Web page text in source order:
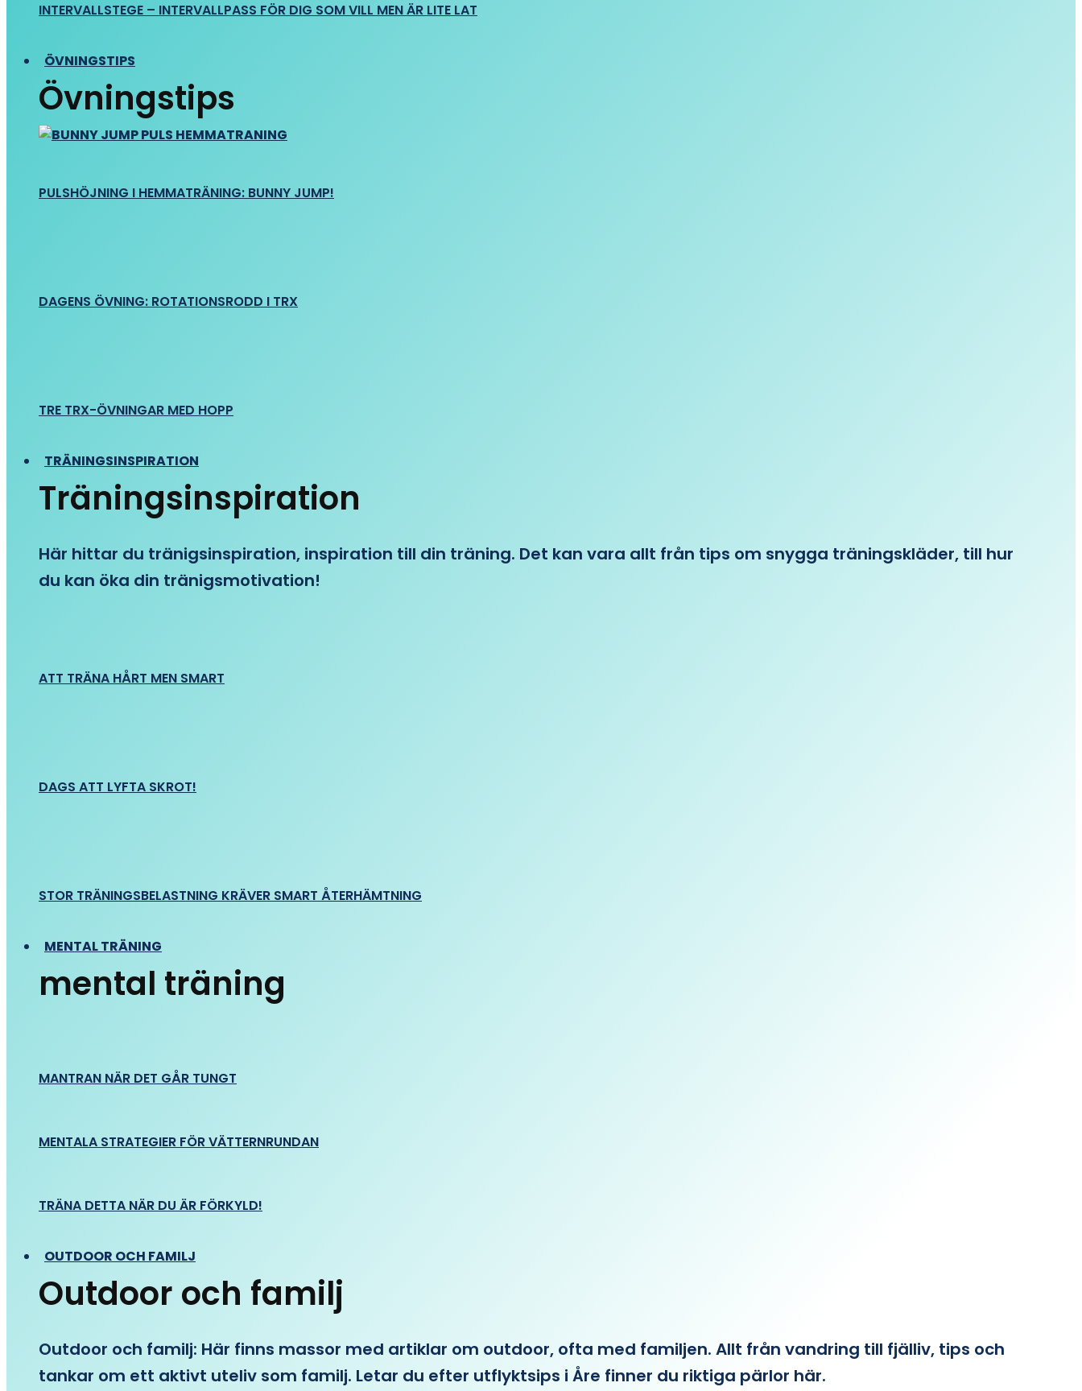
INTERVALLSTEGE – INTERVALLPASS FÖR DIG SOM VILL MEN ÄR LITE LAT
ÖVNINGSTIPS
Övningstips
PULSHÖJNING I HEMMATRÄNING: BUNNY JUMP!
DAGENS ÖVNING: ROTATIONSRODD I TRX
TRE TRX-ÖVNINGAR MED HOPP
TRÄNINGSINSPIRATION
Träningsinspiration
Här hittar du tränigsinspiration, inspiration till din träning. Det kan vara allt från tips om snygga träningskläder, till hur
du kan öka din tränigsmotivation!
ATT TRÄNA HÅRT MEN SMART
DAGS ATT LYFTA SKROT!
STOR TRÄNINGSBELASTNING KRÄVER SMART ÅTERHÄMTNING
MENTAL TRÄNING
mental träning
MANTRAN NÄR DET GÅR TUNGT
MENTALA STRATEGIER FÖR VÄTTERNRUNDAN
TRÄNA DETTA NÄR DU ÄR FÖRKYLD!
OUTDOOR OCH FAMILJ
Outdoor och familj
Outdoor och familj: Här finns massor med artiklar om outdoor, ofta med familjen. Allt från vandring till fjälliv, tips och
tankar om ett aktivt uteliv som familj. Letar du efter utflyktsips i Åre finner du riktiga pärlor här.